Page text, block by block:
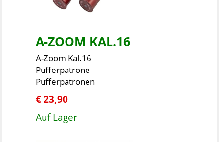
A-ZOOM KAL.16
A-Zoom Kal.16
Pufferpatrone
Pufferpatronen
€ 23,90
Auf Lager